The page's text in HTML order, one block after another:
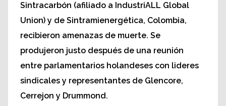
Sintracarbón (afiliado a IndustriALL Global
Union) y de Sintramienergética, Colombia,
recibieron amenazas de muerte. Se
produjeron justo después de una reunión
entre parlamentarios holandeses con lideres
sindicales y representantes de Glencore,
Cerrejon y Drummond.